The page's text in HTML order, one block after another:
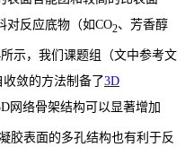
对反应底物（如CO2、芳香醇
示，我们课题组（文中参考文
收敛的方法制备了3D
网络骨架结构可以显著增加
胶表面的多孔结构也有利于反